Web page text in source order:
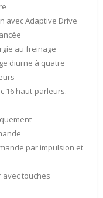
avec Adaptive Drive
au freinage
diurne à quatre
16 haut-parleurs.
par impulsion et
avec touches